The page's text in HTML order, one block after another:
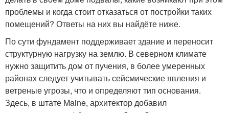
проблемы и когда стоит отказаться от постройки таких
помещений? Ответы на них вы найдёте ниже.
По сути фундамент поддерживает здание и переносит
структурную нагрузку на землю. В северном климате
нужно защитить дом от пучения, в более умеренных
районах следует учитывать сейсмические явления и
ветреные угрозы, что и определяют тип основания.
Здесь, в штате Maine, архитектор добавил